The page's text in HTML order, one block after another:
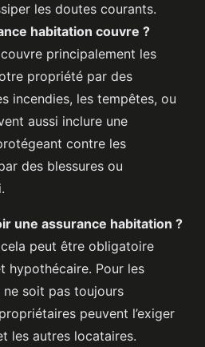
les doutes courants.
habitation couvre ?
principalement les
propriété par des
incendies, les tempêtes, ou
aussi inclure une
contre les
des blessures ou
une assurance habitation ?
peut être obligatoire
hypothécaire. Pour les
soit pas toujours
peuvent l’exiger
les autres locataires.